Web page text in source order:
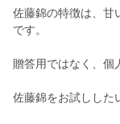
佐藤錦の特徴は、甘
です。
贈答用ではなく、個
佐藤錦をお試しした